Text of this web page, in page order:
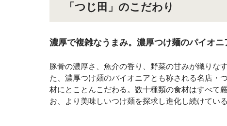
「つじ田」のこだわり
濃厚で複雑なうまみ。濃厚つけ麺のパイオニ
豚骨の濃厚さ、魚介の香り、野菜の甘みが織りな
た、濃厚つけ麺のパイオニアとも称される名店・
材にとことんこだわる。数十種類の食材はすべて
お、より美味しいつけ麺を探求し進化し続けている